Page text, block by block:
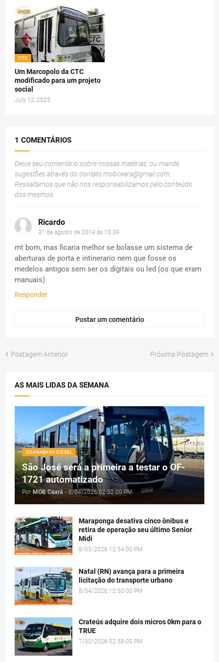
CTC
Um Marcopolo da CTC
modificado para um projeto
social
July 12, 2025
1 COMENTÁRIOS
Deixe seu comentário sobre nossas matérias, ou mande
sugestões através do contato mobceara@gmail.com
Ressaltamos que não nos responsabilizamos pelo conteúdo
dos mesmos.
Ricardo
31 de agosto de 2014 às 10:39
mt bom, mas ficaria melhor se bolasse um sistema de
aberturas de porta e intinerario nem que fosse os
medelos antigos sem ser os digitais ou led (os que eram
manuais)
Responder
Postar um comentário
Postagem Anterior Próxima Postagem
AS MAIS LIDAS DA SEMANA
GUANABARA DIESEL
São José será a primeira a testar o OF-
1721 automatizado
Por MOB Ceará - 8/04/2026 02:32:00 PM
Maraponga desativa cinco ônibus e
retira de operação seu último Senior
Midi
8/03/2026 12:54:00 PM
Natal (RN) avança para a primeira
licitação do transporte urbano
8/04/2026 12:50:00 PM
Crateús adquire dois micros 0km para o
TRUE
7/30/2026 02:58:00 PM